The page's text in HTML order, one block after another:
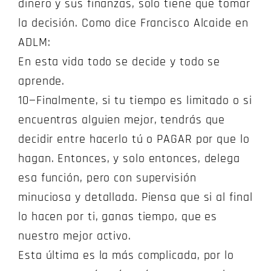
dinero y sus finanzas, solo tiene que tomar
la decisión. Como dice Francisco Alcaide en
ADLM:
En esta vida todo se decide y todo se
aprende.
10—Finalmente, si tu tiempo es limitado o si
encuentras alguien mejor, tendrás que
decidir entre hacerlo tú o PAGAR por que lo
hagan. Entonces, y solo entonces, delega
esa función, pero con supervisión
minuciosa y detallada. Piensa que si al final
lo hacen por ti, ganas tiempo, que es
nuestro mejor activo.
Esta última es la más complicada, por lo